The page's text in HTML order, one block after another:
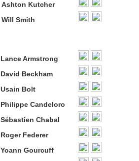
Ashton Kutcher
Will Smith
Lance Armstrong
David Beckham
Usain Bolt
Philippe Candeloro
Sébastien Chabal
Roger Federer
Yoann Gourcuff